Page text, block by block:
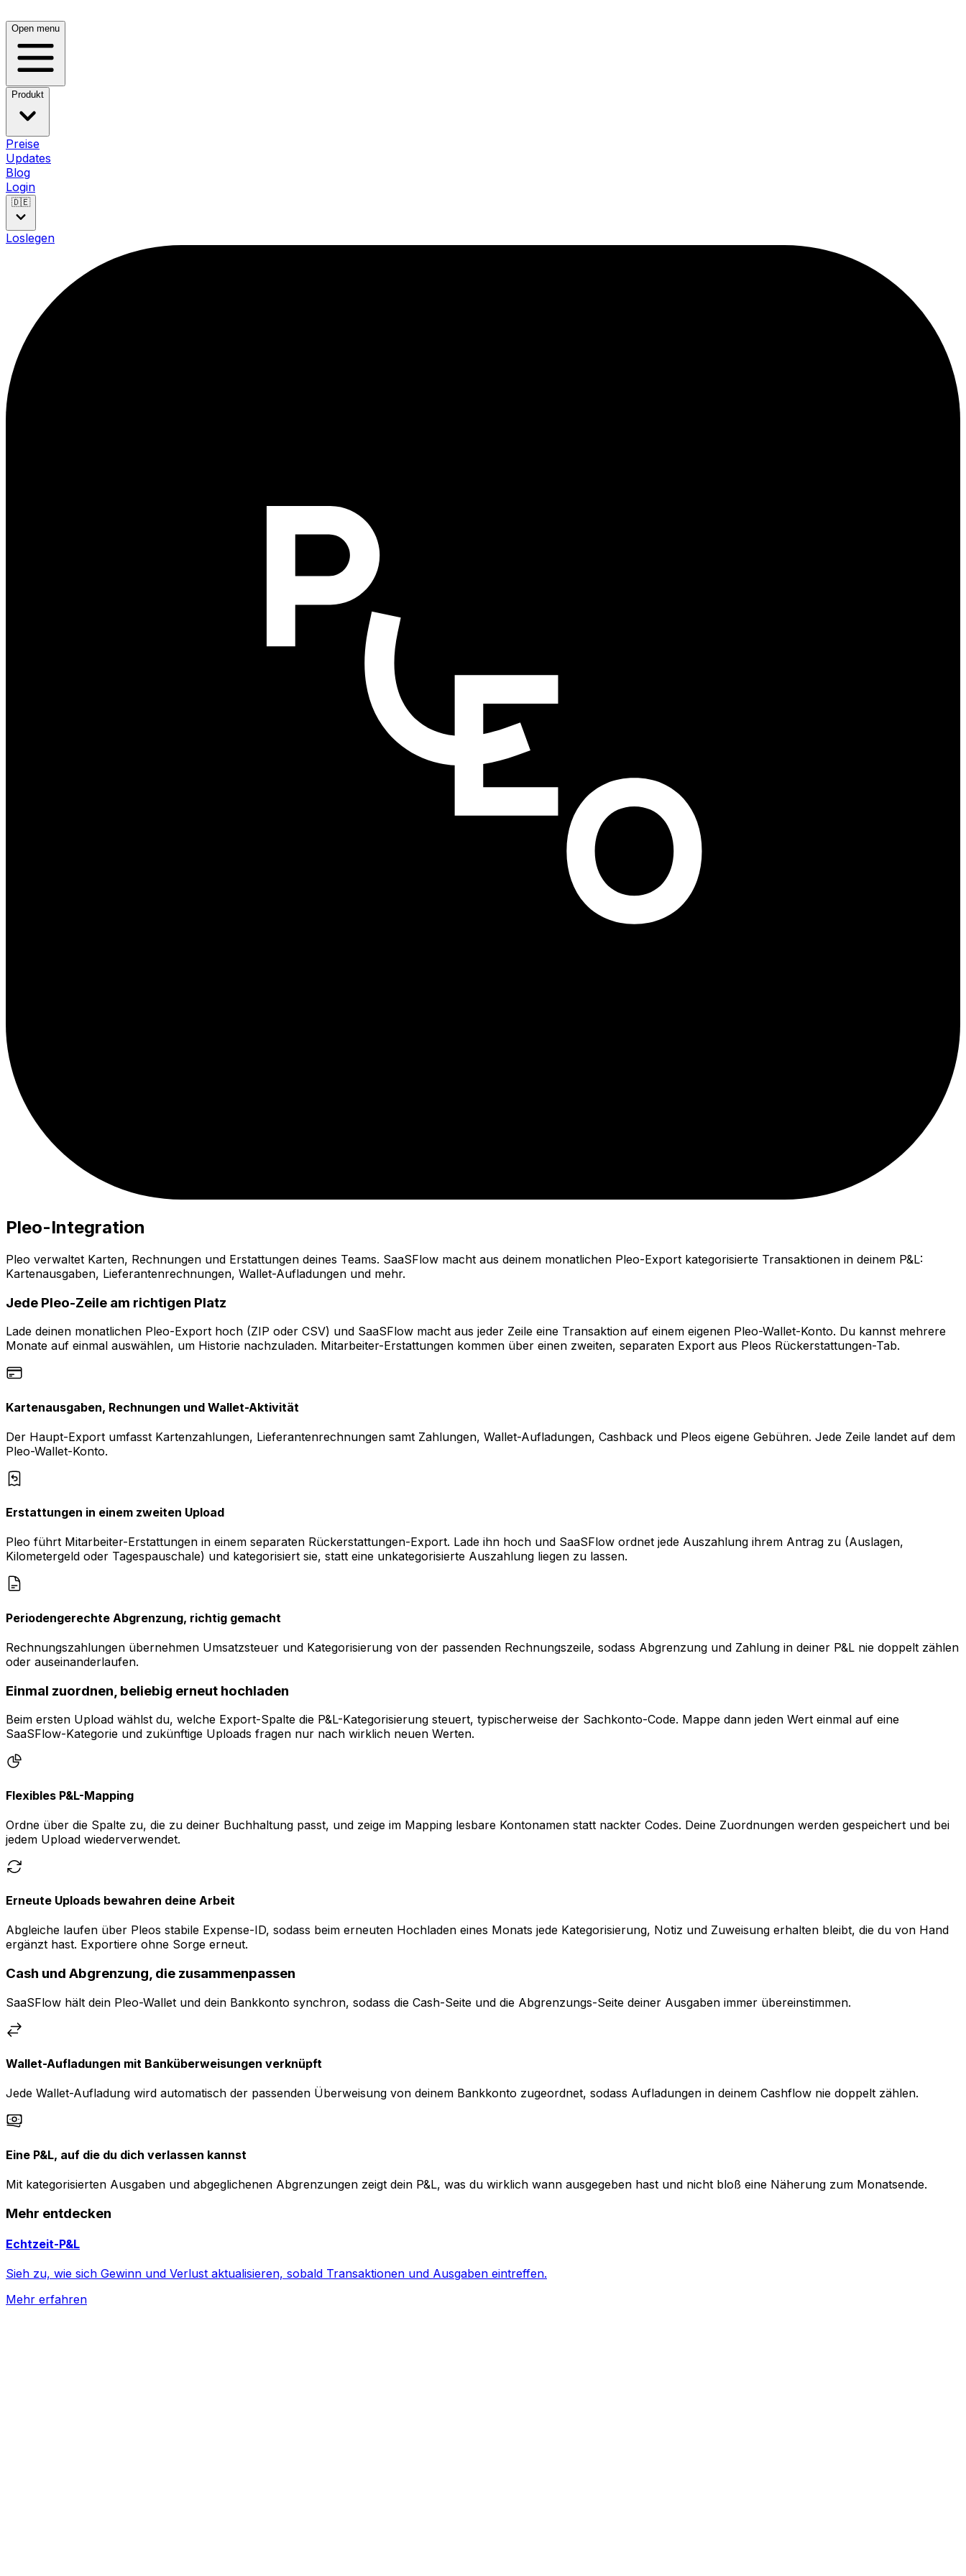
Open menu
Produkt
Preise
Updates
Blog
Login
🇩🇪
Loslegen
Pleo-Integration
Pleo verwaltet Karten, Rechnungen und Erstattungen deines Teams. SaaSFlow macht aus deinem monatlichen Pleo-Export kategorisierte Transaktionen in deinem P&L:
Kartenausgaben, Lieferantenrechnungen, Wallet-Aufladungen und mehr.
Jede Pleo-Zeile am richtigen Platz
Lade deinen monatlichen Pleo-Export hoch (ZIP oder CSV) und SaaSFlow macht aus jeder Zeile eine Transaktion auf einem eigenen Pleo-Wallet-Konto. Du kannst mehrere
Monate auf einmal auswählen, um Historie nachzuladen. Mitarbeiter-Erstattungen kommen über einen zweiten, separaten Export aus Pleos Rückerstattungen-Tab.
Kartenausgaben, Rechnungen und Wallet-Aktivität
Der Haupt-Export umfasst Kartenzahlungen, Lieferantenrechnungen samt Zahlungen, Wallet-Aufladungen, Cashback und Pleos eigene Gebühren. Jede Zeile landet auf dem
Pleo-Wallet-Konto.
Erstattungen in einem zweiten Upload
Pleo führt Mitarbeiter-Erstattungen in einem separaten Rückerstattungen-Export. Lade ihn hoch und SaaSFlow ordnet jede Auszahlung ihrem Antrag zu (Auslagen,
Kilometergeld oder Tagespauschale) und kategorisiert sie, statt eine unkategorisierte Auszahlung liegen zu lassen.
Periodengerechte Abgrenzung, richtig gemacht
Rechnungszahlungen übernehmen Umsatzsteuer und Kategorisierung von der passenden Rechnungszeile, sodass Abgrenzung und Zahlung in deiner P&L nie doppelt zählen
oder auseinanderlaufen.
Einmal zuordnen, beliebig erneut hochladen
Beim ersten Upload wählst du, welche Export-Spalte die P&L-Kategorisierung steuert, typischerweise der Sachkonto-Code. Mappe dann jeden Wert einmal auf eine
SaaSFlow-Kategorie und zukünftige Uploads fragen nur nach wirklich neuen Werten.
Flexibles P&L-Mapping
Ordne über die Spalte zu, die zu deiner Buchhaltung passt, und zeige im Mapping lesbare Kontonamen statt nackter Codes. Deine Zuordnungen werden gespeichert und bei
jedem Upload wiederverwendet.
Erneute Uploads bewahren deine Arbeit
Abgleiche laufen über Pleos stabile Expense-ID, sodass beim erneuten Hochladen eines Monats jede Kategorisierung, Notiz und Zuweisung erhalten bleibt, die du von Hand
ergänzt hast. Exportiere ohne Sorge erneut.
Cash und Abgrenzung, die zusammenpassen
SaaSFlow hält dein Pleo-Wallet und dein Bankkonto synchron, sodass die Cash-Seite und die Abgrenzungs-Seite deiner Ausgaben immer übereinstimmen.
Wallet-Aufladungen mit Banküberweisungen verknüpft
Jede Wallet-Aufladung wird automatisch der passenden Überweisung von deinem Bankkonto zugeordnet, sodass Aufladungen in deinem Cashflow nie doppelt zählen.
Eine P&L, auf die du dich verlassen kannst
Mit kategorisierten Ausgaben und abgeglichenen Abgrenzungen zeigt dein P&L, was du wirklich wann ausgegeben hast und nicht bloß eine Näherung zum Monatsende.
Mehr entdecken
Echtzeit-P&L
Sieh zu, wie sich Gewinn und Verlust aktualisieren, sobald Transaktionen und Ausgaben eintreffen.
Mehr erfahren